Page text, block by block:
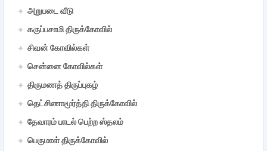
அறுபடை வீடு
கருப்பசாமி திருக்கோவில்
சிவன் கோவில்கள்
சென்னை கோவில்கள்
திருமணத் திருப்புகழ்
தெட்சிணாமூர்த்தி திருக்கோவில்
தேவாரம் பாடல் பெற்ற ஸ்தலம்
பெருமாள் திருக்கோவில்